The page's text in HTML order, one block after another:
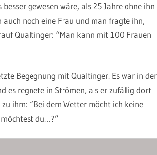
gewesen wäre, als 25 Jahre ohne ihn
noch eine Frau und man fragte ihn,
Qualtinger: “Man kann mit 100 Frauen
Begegnung mit Qualtinger. Es war in der
es regnete in Strömen, als er zufällig dort
ihm: “Bei dem Wetter möcht ich keine
möchtest du…?”